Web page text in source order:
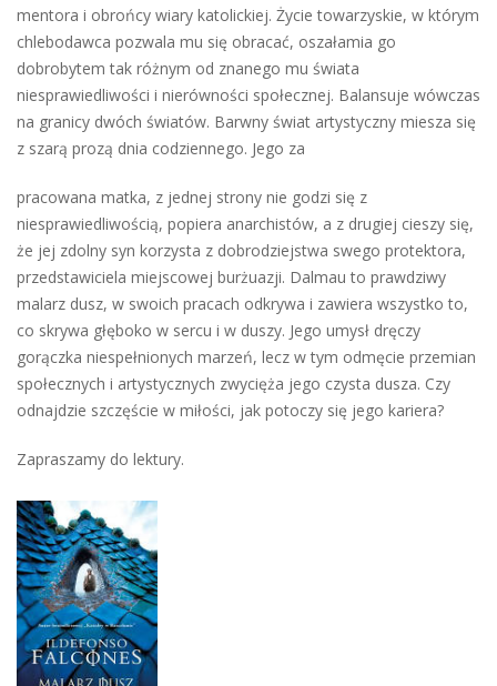
mentora i obrońcy wiary katolickiej. Życie towarzyskie, w którym
chlebodawca pozwala mu się obracać, oszałamia go
dobrobytem tak różnym od znanego mu świata
niesprawiedliwości i nierówności społecznej. Balansuje wówczas
na granicy dwóch światów. Barwny świat artystyczny miesza się
z szarą prozą dnia codziennego. Jego za
pracowana matka, z jednej strony nie godzi się z
niesprawiedliwością, popiera anarchistów, a z drugiej cieszy się,
że jej zdolny syn korzysta z dobrodziejstwa swego protektora,
przedstawiciela miejscowej burżuazji. Dalmau to prawdziwy
malarz dusz, w swoich pracach odkrywa i zawiera wszystko to,
co skrywa głęboko w sercu i w duszy. Jego umysł dręczy
gorączka niespełnionych marzeń, lecz w tym odmęcie przemian
społecznych i artystycznych zwycięża jego czysta dusza. Czy
odnajdzie szczęście w miłości, jak potoczy się jego kariera?
Zapraszamy do lektury.